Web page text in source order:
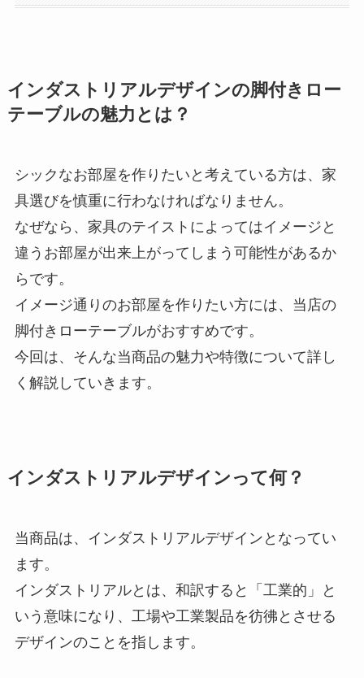
インダストリアルデザインの脚付きロー
テーブルの魅力とは？
シックなお部屋を作りたいと考えている方は、家
具選びを慎重に行わなければなりません。
なぜなら、家具のテイストによってはイメージと
違うお部屋が出来上がってしまう可能性があるか
らです。
イメージ通りのお部屋を作りたい方には、当店の
脚付きローテーブルがおすすめです。
今回は、そんな当商品の魅力や特徴について詳し
く解説していきます。
インダストリアルデザインって何？
当商品は、インダストリアルデザインとなってい
ます。
インダストリアルとは、和訳すると「工業的」と
いう意味になり、工場や工業製品を彷彿とさせる
デザインのことを指します。